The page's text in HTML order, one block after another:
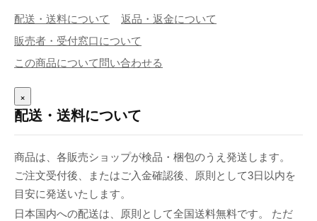
配送・送料について
返品・返金について
販売者・受付窓口について
この商品について問い合わせる
×
配送・送料について
商品は、各販売ショップが検品・梱包のうえ発送します。
ご注文受付後、またはご入金確認後、原則として3日以内を
目安に発送いたします。
日本国内への配送は、原則として全国送料無料です。 ただ